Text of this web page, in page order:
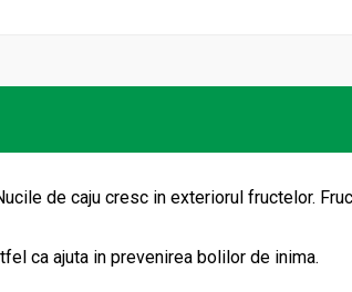
de caju cresc in exteriorul fructelor.
ca ajuta in prevenirea bolilor de inima.